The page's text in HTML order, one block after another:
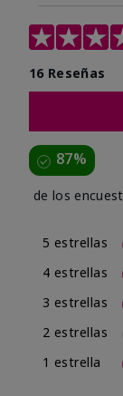
16 Reseñas
87%
de los
5 estrellas
4 estrellas
3 estrellas
2 estrellas
1 estrella